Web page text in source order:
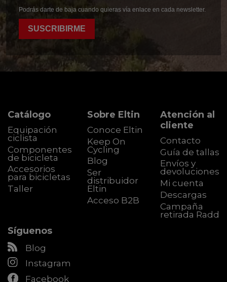
Podrás darte de baja cuando quieras vía enlace en cada newsletter.
SUSCRIBIRME
Catálogo
Equipación
ciclista
Componentes
de bicicleta
Accesorios
para bicicletas
Taller
Sobre Eltin
Conoce Eltin
Keep On
Cycling
Blog
Ser
distribuidor
Eltin
Acceso B2B
Atención al
cliente
Contacto
Guía de tallas
Envíos y
devoluciones
Mi cuenta
Descargas
Campaña
retirada Radd
Síguenos
Blog
Instagram
Facebook